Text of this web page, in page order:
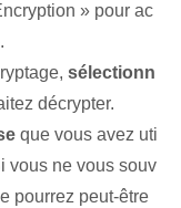
» pour ac
sélectionn
décrypter.
que vous avez uti
vous ne vous souv
pourrez peut-être